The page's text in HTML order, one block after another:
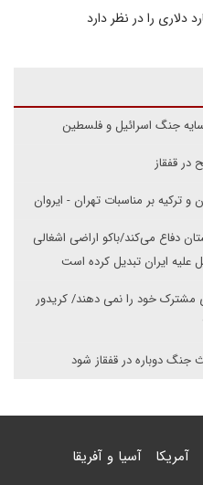
جنگ اسرائیل و فلسطین
ترکیه بر مناسبات تهران - ایروان
دفاع می‌کند/باکو اراضی اشغالی
علیه ایران تبدیل کرده است
مشترک خود را نمی دهند/ کریدور
جنگ دوباره در قفقاز شود
آمریکا آسیا و آفریقا